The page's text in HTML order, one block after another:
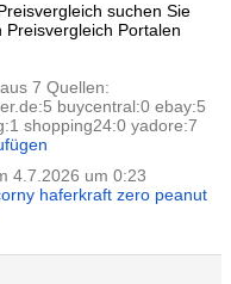
suchen Sie
Preisvergleich Portalen
7 Quellen:
buycentral:0 ebay:5
shopping24:0 yadore:7
4.7.2026 um 0:23
haferkraft zero peanut